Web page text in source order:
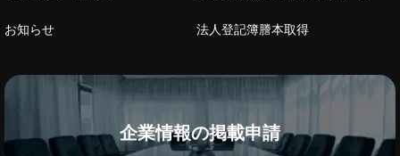
お知らせ 法人登記簿謄本取得
企業情報の掲載申請